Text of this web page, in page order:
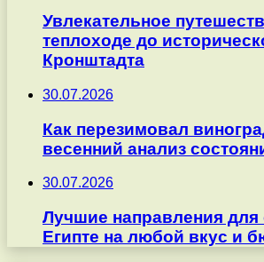
Увлекательное
теплоходе до
Кронштадта
30.07.2026
Как перезимовал
весенний анализ
30.07.2026
Лучшие направления для
Египте на любой вкус и